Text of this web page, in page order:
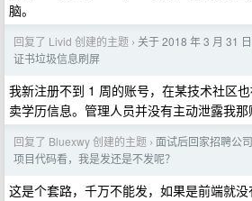
脑。
回复了 Livid 创建的主题 › 关于 2018 年 3 月 31
证书垃圾信息刷屏
我新注册不到 1 周的账号，在某技术社区
卖学历信息。管理人员并没有主动泄露我那
回复了 Bluexwy 创建的主题 › 面试后回家招聘公
项目代码看，我是发还是不发呢？
这是个套路，千万不能发，如果是前端就